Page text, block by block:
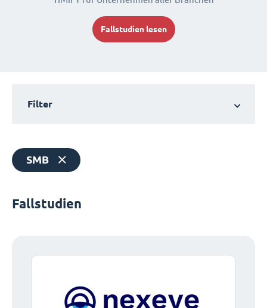
Fallstudien lesen
Filter
SMB
Fallstudien